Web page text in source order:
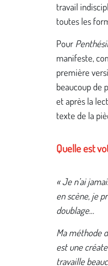
travail
toutes les
Pour
manifeste,
première
beaucoup de
et après la
texte de la
Quelle est
« Je n’ai
en scène, je
doublage…
Ma méthode
est une
travaille